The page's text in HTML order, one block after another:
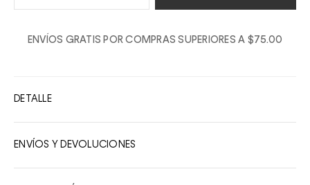
2ENVÍOS GRATIS POR COMPRAS SUPERIORES A $75.00
DETALLE
ENVÍOS Y DEVOLUCIONES